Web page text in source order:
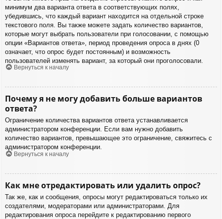
минимум два варианта ответа в соответствующих полях,
убедившись, что каждый вариант находится на отдельной строке
текстового поля. Вы также можете задать количество вариантов,
которые могут выбрать пользователи при голосовании, с помощью
опции «Вариантов ответа», период проведения опроса в днях (0
означает, что опрос будет постоянным) и возможность
пользователей изменять вариант, за который они проголосовали.
Вернуться к началу
Почему я не могу добавить больше вариантов
ответа?
Ограничение количества вариантов ответа устанавливается
администратором конференции. Если вам нужно добавить
количество вариантов, превышающее это ограничение, свяжитесь с
администратором конференции.
Вернуться к началу
Как мне отредактировать или удалить опрос?
Так же, как и сообщения, опросы могут редактироваться только их
создателями, модераторами или администраторами. Для
редактирования опроса перейдите к редактированию первого